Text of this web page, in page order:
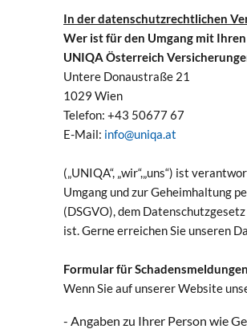
In der datenschutzrechtlichen
Wer ist für den Umgang mit
UNIQA Österreich
Untere Donaustraße 21
1029 Wien
Telefon: +43 50677 67
E-Mail: info@uniqa.at
(„UNIQA“, „wir“,„uns“) ist
Umgang und zur Geheimhaltung
(DSGVO), dem
ist. Gerne erreichen Sie unseren
Formular für Schadensmeldungen
Wenn Sie auf unserer Website
- Angaben zu Ihrer Person wie